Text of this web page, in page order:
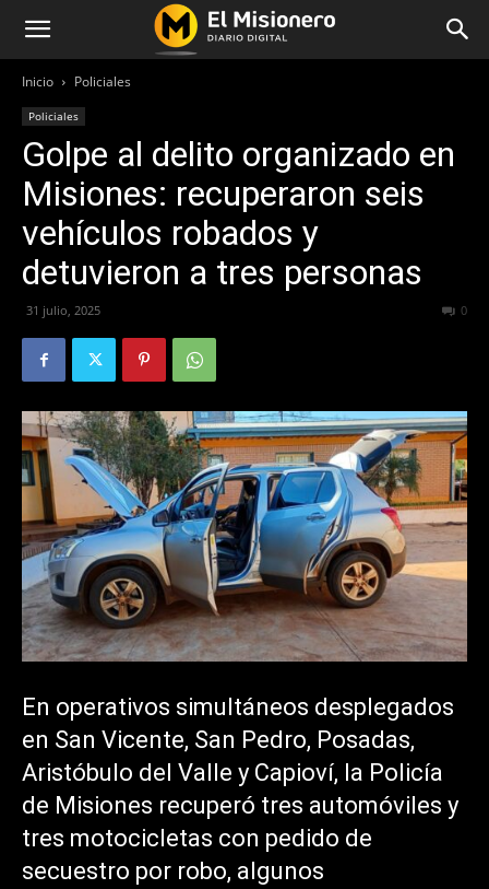
Inicio Policiales
Policiales
Golpe al delito organizado en
Misiones: recuperaron seis
vehículos robados y
detuvieron a tres personas
31 julio, 2025 0
En operativos simultáneos desplegados
en San Vicente, San Pedro, Posadas,
Aristóbulo del Valle y Capioví, la Policía
de Misiones recuperó tres automóviles y
tres motocicletas con pedido de
secuestro por robo, algunos